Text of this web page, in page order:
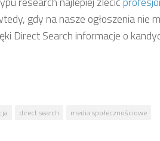
gdy na nasze ogłoszenia nie
Direct Search informacje o
direct search media społecznościowe